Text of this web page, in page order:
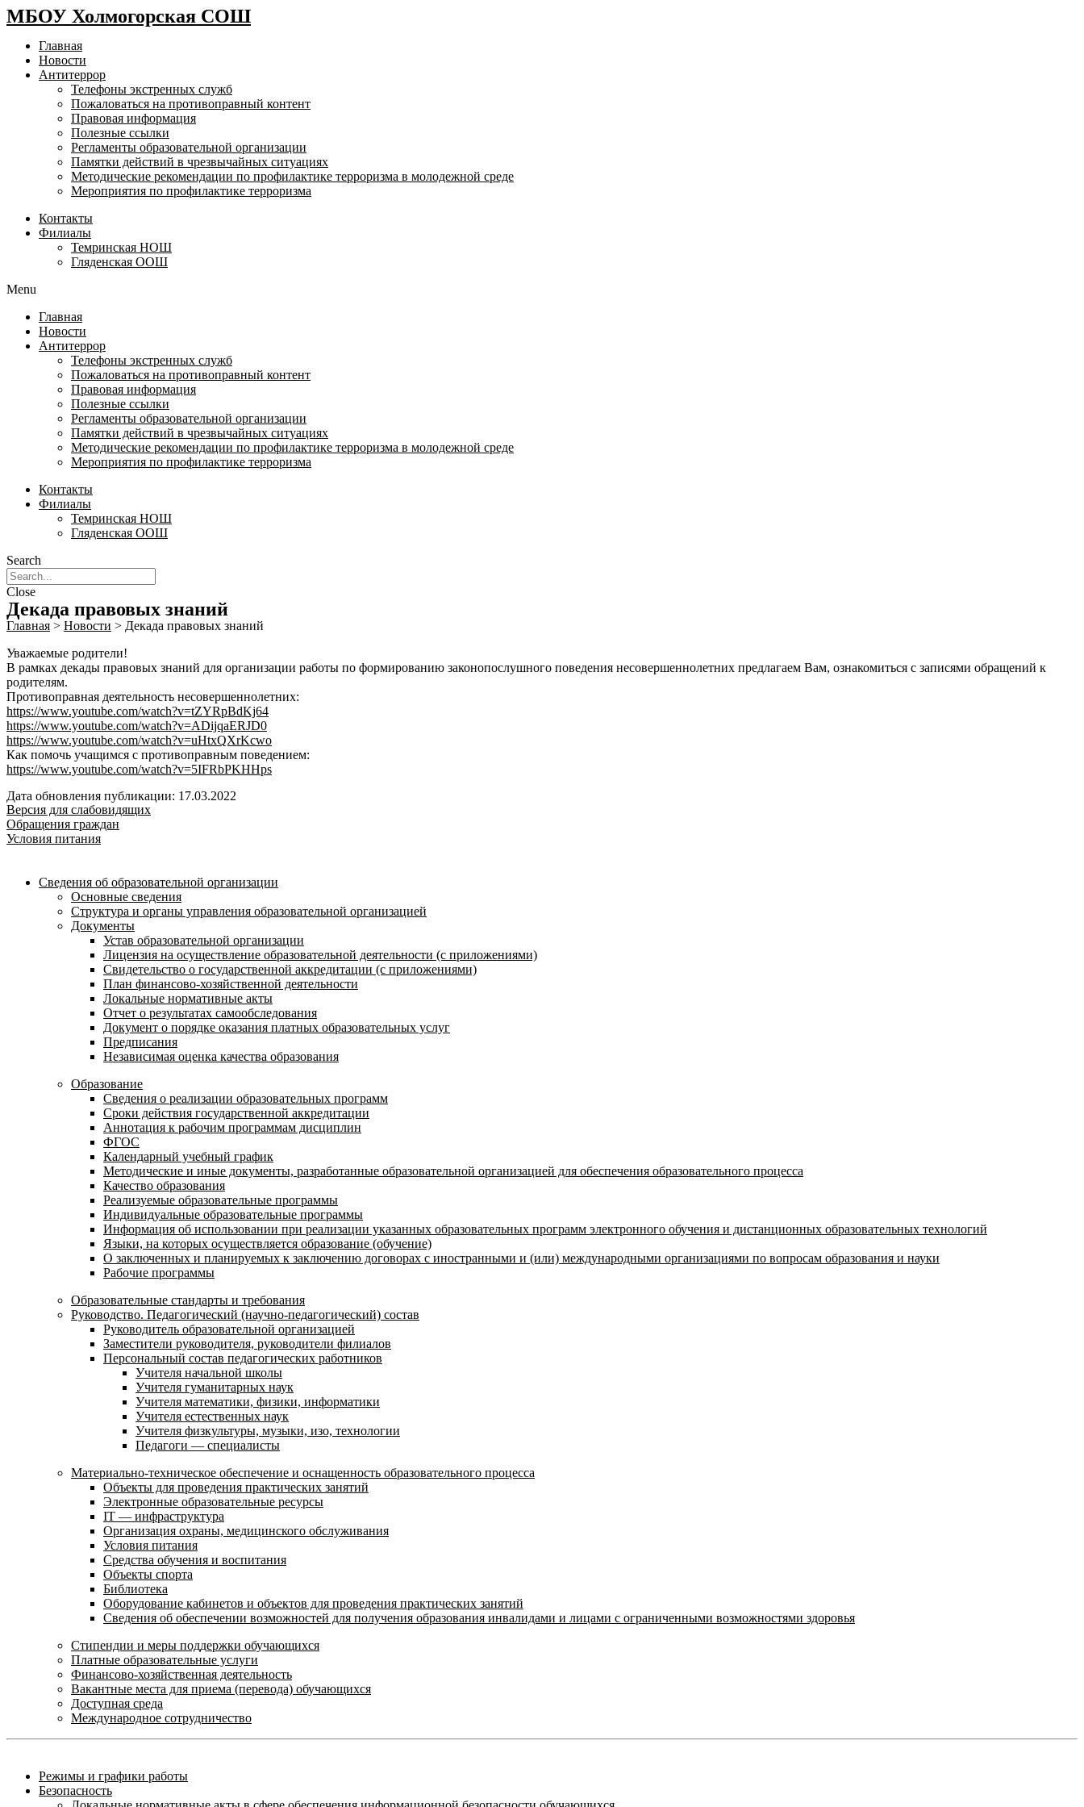
МБОУ Холмогорская СОШ
Главная
Новости
Антитеррор
Телефоны экстренных служб
Пожаловаться на противоправный контент
Правовая информация
Полезные ссылки
Регламенты образовательной организации
Памятки действий в чрезвычайных ситуациях
Методические рекомендации по профилактике терроризма в молодежной среде
Мероприятия по профилактике терроризма
Контакты
Филиалы
Темринская НОШ
Гляденская ООШ
Menu
Главная
Новости
Антитеррор
Телефоны экстренных служб
Пожаловаться на противоправный контент
Правовая информация
Полезные ссылки
Регламенты образовательной организации
Памятки действий в чрезвычайных ситуациях
Методические рекомендации по профилактике терроризма в молодежной среде
Мероприятия по профилактике терроризма
Контакты
Филиалы
Темринская НОШ
Гляденская ООШ
Search
Close
Декада правовых знаний
Главная > Новости > Декада правовых знаний
Уважаемые родители!
В рамках декады правовых знаний для организации работы по формированию законопослушного поведения несовершеннолетних предлагаем Вам, ознакомиться с записями обращений к
родителям.
Противоправная деятельность несовершеннолетних:
https://www.youtube.com/watch?v=tZYRpBdKj64
https://www.youtube.com/watch?v=ADijqaERJD0
https://www.youtube.com/watch?v=uHtxQXrKcwo
Как помочь учащимся с противоправным поведением:
https://www.youtube.com/watch?v=5IFRbPKHHps
Дата обновления публикации: 17.03.2022
Версия для слабовидящих
Обращения граждан
Условия питания
Сведения об образовательной организации
Основные сведения
Структура и органы управления образовательной организацией
Документы
Устав образовательной организации
Лицензия на осуществление образовательной деятельности (с приложениями)
Свидетельство о государственной аккредитации (с приложениями)
План финансово-хозяйственной деятельности
Локальные нормативные акты
Отчет о результатах самообследования
Документ о порядке оказания платных образовательных услуг
Предписания
Независимая оценка качества образования
Образование
Сведения о реализации образовательных программ
Сроки действия государственной аккредитации
Аннотация к рабочим программам дисциплин
ФГОС
Календарный учебный график
Методические и иные документы, разработанные образовательной организацией для обеспечения образовательного процесса
Качество образования
Реализуемые образовательные программы
Индивидуальные образовательные программы
Информация об использовании при реализации указанных образовательных программ электронного обучения и дистанционных образовательных технологий
Языки, на которых осуществляется образование (обучение)
О заключенных и планируемых к заключению договорах с иностранными и (или) международными организациями по вопросам образования и науки
Рабочие программы
Образовательные стандарты и требования
Руководство. Педагогический (научно-педагогический) состав
Руководитель образовательной организацией
Заместители руководителя, руководители филиалов
Персональный состав педагогических работников
Учителя начальной школы
Учителя гуманитарных наук
Учителя математики, физики, информатики
Учителя естественных наук
Учителя физкультуры, музыки, изо, технологии
Педагоги — специалисты
Материально-техническое обеспечение и оснащенность образовательного процесса
Объекты для проведения практических занятий
Электронные образовательные ресурсы
IT — инфраструктура
Организация охраны, медицинского обслуживания
Условия питания
Средства обучения и воспитания
Объекты спорта
Библиотека
Оборудование кабинетов и объектов для проведения практических занятий
Сведения об обеспечении возможностей для получения образования инвалидами и лицами с ограниченными возможностями здоровья
Стипендии и меры поддержки обучающихся
Платные образовательные услуги
Финансово-хозяйственная деятельность
Вакантные места для приема (перевода) обучающихся
Доступная среда
Международное сотрудничество
Режимы и графики работы
Безопасность